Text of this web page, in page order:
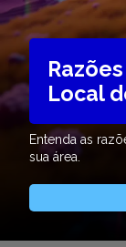
Local
Entenda as
sua área.